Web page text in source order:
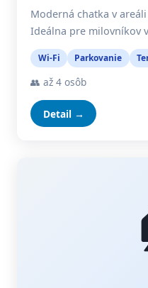
Moderná chatka v
Ideálna pre milovníkov
Wi-Fi Parkovanie
👥 až 4 osôb
Detail →